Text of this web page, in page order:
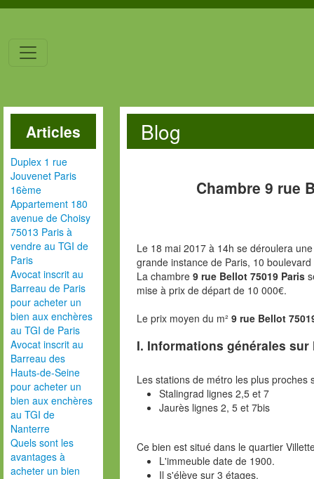
Articles
Duplex 1 rue
Jouvenet Paris
16ème
Appartement 180
avenue de Choisy
75013 Paris à
vendre au TGI de
Paris
Avocat inscrit au
Barreau de Paris
pour acheter un
bien aux enchères
au TGI de Paris
Avocat inscrit au
Barreau des
Hauts-de-Seine
pour acheter un
bien aux enchères
au TGI de
Nanterre
Quels sont les
avantages à
acheter un bien
Blog
Chambre 9 rue
Le 18 mai 2017 à 14h se déroulera
grande instance de Paris, 10
La chambre 9 rue Bellot 75019 Paris
mise à prix de départ de 10 000€.
Le prix moyen du m² 9 rue Bellot
I. Informations générales
Les stations de métro les plus proches
Stalingrad lignes 2,5 et 7
Jaurès lignes 2, 5 et 7bis
Ce bien est situé dans le quartier
L'immeuble date de 1900.
Il s'élève sur 3 étages.